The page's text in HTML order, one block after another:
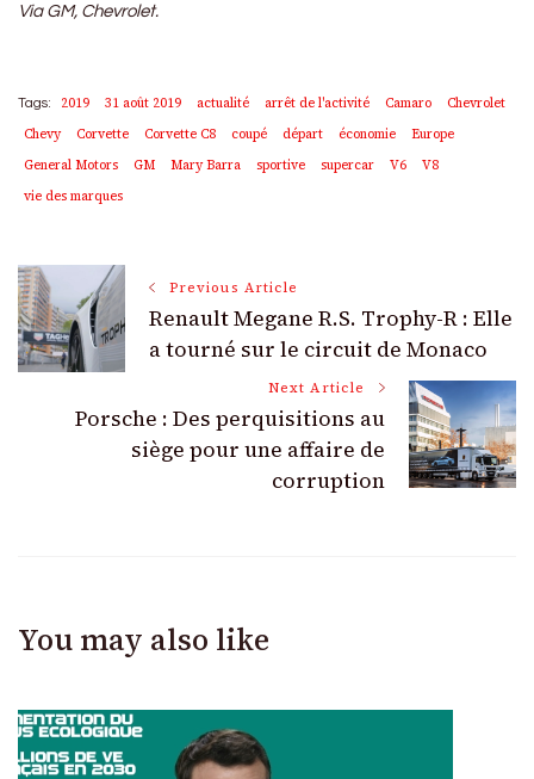
Via GM, Chevrolet.
Tags: 2019 31 août 2019 actualité arrêt de l'activité Camaro
Chevrolet
Chevy
Corvette Corvette C8 coupé départ économie
Europe
General Motors
GM Mary Barra sportive supercar V6
V8
vie des marques
Post
Navigation
Previous Article
Renault Megane R.S. Trophy-R : Elle
a tourné sur le circuit de Monaco
Next Article
Porsche : Des perquisitions au
siège pour une affaire de
corruption
You may also like